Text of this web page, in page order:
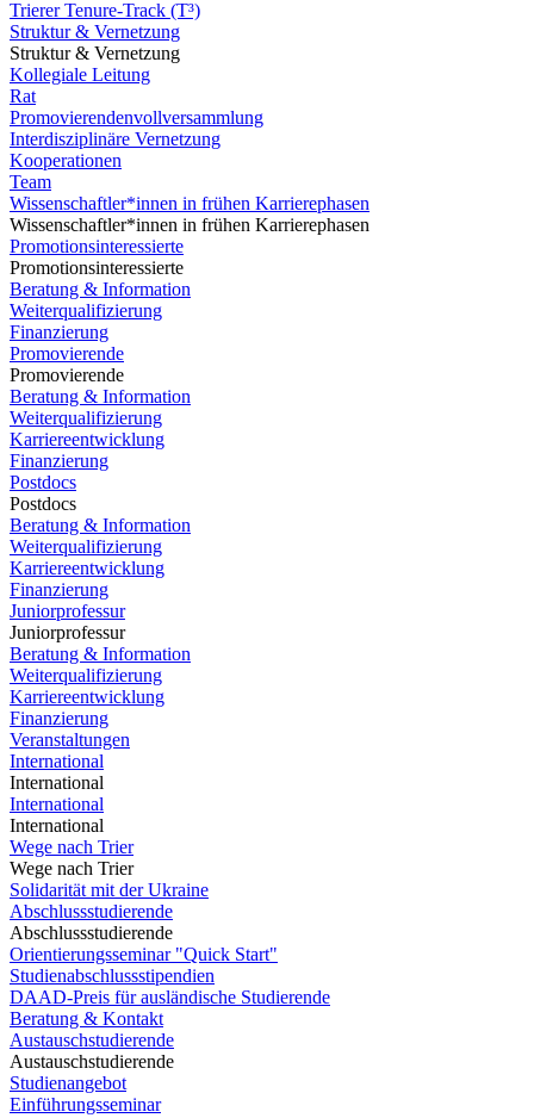
Trierer Tenure-Track (T³)
Struktur & Vernetzung
Struktur & Vernetzung
Kollegiale Leitung
Rat
Promovierendenvollversammlung
Interdisziplinäre Vernetzung
Kooperationen
Team
Wissenschaftler*innen in frühen Karrierephasen
Wissenschaftler*innen in frühen Karrierephasen
Promotionsinteressierte
Promotionsinteressierte
Beratung & Information
Weiterqualifizierung
Finanzierung
Promovierende
Promovierende
Beratung & Information
Weiterqualifizierung
Karriereentwicklung
Finanzierung
Postdocs
Postdocs
Beratung & Information
Weiterqualifizierung
Karriereentwicklung
Finanzierung
Juniorprofessur
Juniorprofessur
Beratung & Information
Weiterqualifizierung
Karriereentwicklung
Finanzierung
Veranstaltungen
International
International
International
International
Wege nach Trier
Wege nach Trier
Solidarität mit der Ukraine
Abschlussstudierende
Abschlussstudierende
Orientierungsseminar "Quick Start"
Studienabschlussstipendien
DAAD-Preis für ausländische Studierende
Beratung & Kontakt
Austauschstudierende
Austauschstudierende
Studienangebot
Einführungsseminar